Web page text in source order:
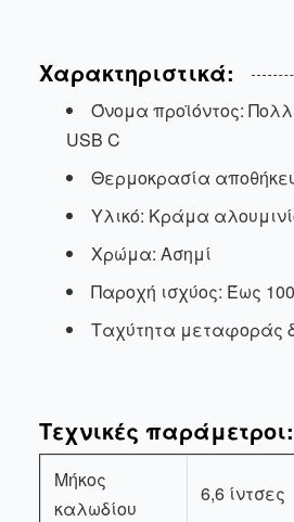
Χαρακτηριστικά:
Όνομα προϊόντος:
USB C
Θερμοκρασία
Υλικό: Κράμα
Χρώμα: Ασημί
Παροχή ισχύος: Έως
Ταχύτητα μεταφοράς
Τεχνικές παράμετροι:
Μήκος
καλωδίου
6,6 ίντσες